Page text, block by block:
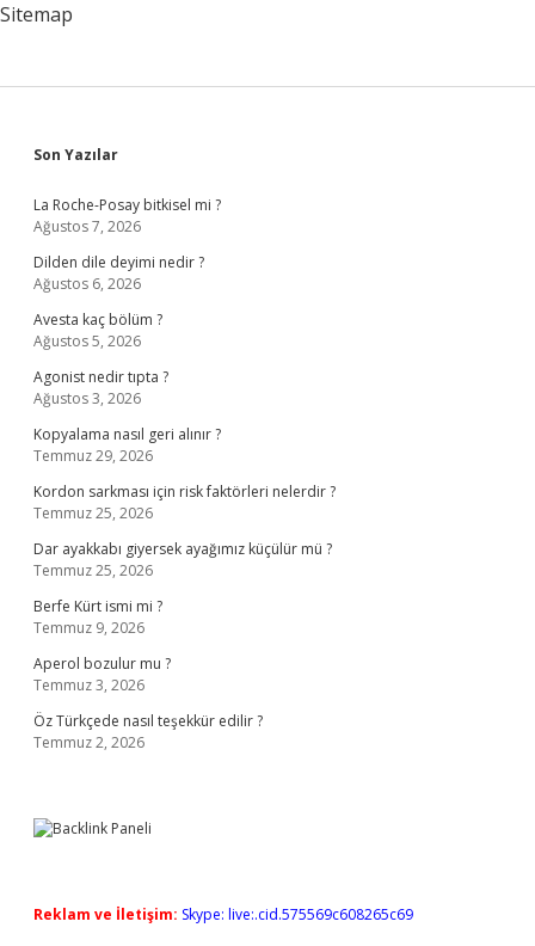
Sitemap
Sidebar
Son Yazılar
La Roche-Posay bitkisel mi ?
Ağustos 7, 2026
Dilden dile deyimi nedir ?
Ağustos 6, 2026
Avesta kaç bölüm ?
Ağustos 5, 2026
Agonist nedir tıpta ?
Ağustos 3, 2026
Kopyalama nasıl geri alınır ?
Temmuz 29, 2026
Kordon sarkması için risk faktörleri nelerdir ?
Temmuz 25, 2026
Dar ayakkabı giyersek ayağımız küçülür mü ?
Temmuz 25, 2026
Berfe Kürt ismi mi ?
Temmuz 9, 2026
Aperol bozulur mu ?
Temmuz 3, 2026
Öz Türkçede nasıl teşekkür edilir ?
Temmuz 2, 2026
Reklam ve İletişim: Skype: live:.cid.575569c608265c69